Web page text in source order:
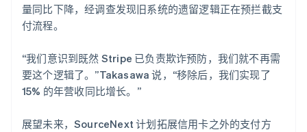
量同比下降，经调查发现旧系统的遗留逻辑正在预拦截支
付流程。
“我们意识到既然 Stripe 已负责欺诈预防，我们就不再需
要这个逻辑了。”Takasawa 说，“移除后，我们实现了
15% 的年营收同比增长。”
展望未来，SourceNext 计划拓展信用卡之外的支付方